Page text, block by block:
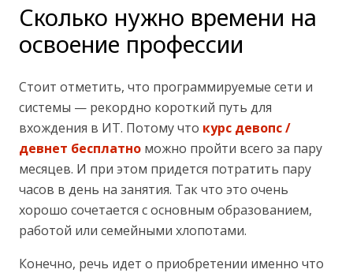
Сколько нужно времени на
освоение профессии
Стоит отметить, что программируемые сети и
системы — рекордно короткий путь для
вхождения в ИТ. Потому что курс девопс /
девнет бесплатно можно пройти всего за пару
месяцев. И при этом придется потратить пару
часов в день на занятия. Так что это очень
хорошо сочетается с основным образованием,
работой или семейными хлопотами.
Конечно, речь идет о приобретении именно что